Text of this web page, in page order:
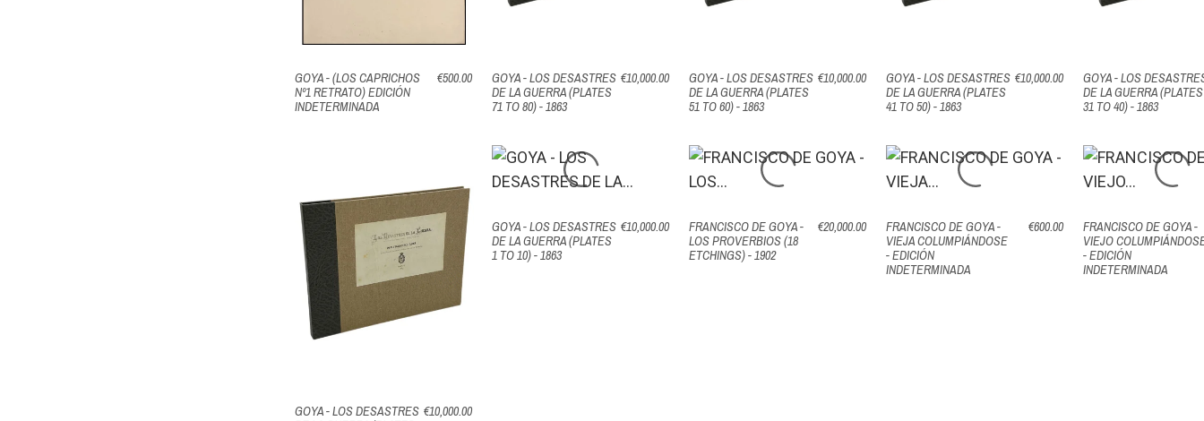
GOYA - (LOS CAPRICHOS
Nº1 RETRATO) EDICIÓN
INDETERMINADA
€500.00
GOYA - LOS DESASTRES
DE LA GUERRA (PLATES
71 TO 80) - 1863
€10,000.00
GOYA - LOS DESASTRES
DE LA GUERRA (PLATES
51 TO 60) - 1863
€10,000.00
GOYA - LOS DESASTRES
DE LA GUERRA (PLATES
41 TO 50) - 1863
€10,000.00
GOYA - LOS
DE LA GUERRA (PLATES
31 TO 40) - 1863
GOYA - LOS DESASTRES €10,000.00
GOYA - LOS DESASTRES
DE LA GUERRA (PLATES
1 TO 10) - 1863
€10,000.00
FRANCISCO DE GOYA -
LOS PROVERBIOS (18
ETCHINGS) - 1902
€20,000.00
FRANCISCO DE GOYA -
VIEJA COLUMPIÁNDOSE
- EDICIÓN
INDETERMINADA
€600.00
FRANCISCO DE GOYA -
VIEJO
- EDICIÓN
INDETERMINADA